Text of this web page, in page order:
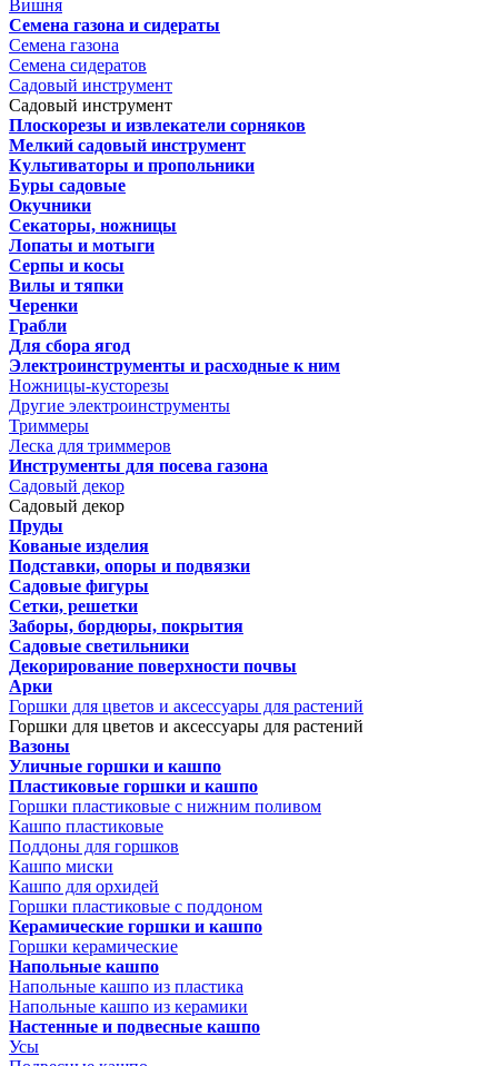
Вишня
Семена газона и сидераты
Семена газона
Семена сидератов
Садовый инструмент
Садовый инструмент
Плоскорезы и извлекатели сорняков
Мелкий садовый инструмент
Культиваторы и пропольники
Буры садовые
Окучники
Секаторы, ножницы
Лопаты и мотыги
Серпы и косы
Вилы и тяпки
Черенки
Грабли
Для сбора ягод
Электроинструменты и расходные к ним
Ножницы-кусторезы
Другие электроинструменты
Триммеры
Леска для триммеров
Инструменты для посева газона
Садовый декор
Садовый декор
Пруды
Кованые изделия
Подставки, опоры и подвязки
Садовые фигуры
Сетки, решетки
Заборы, бордюры, покрытия
Садовые светильники
Декорирование поверхности почвы
Арки
Горшки для цветов и аксессуары для растений
Горшки для цветов и аксессуары для растений
Вазоны
Уличные горшки и кашпо
Пластиковые горшки и кашпо
Горшки пластиковые с нижним поливом
Кашпо пластиковые
Поддоны для горшков
Кашпо миски
Кашпо для орхидей
Горшки пластиковые с поддоном
Керамические горшки и кашпо
Горшки керамические
Напольные кашпо
Напольные кашпо из пластика
Напольные кашпо из керамики
Настенные и подвесные кашпо
Усы